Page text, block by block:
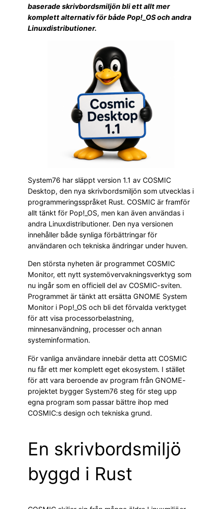
baserade skrivbordsmiljön bli ett allt mer
komplett alternativ för både Pop!_OS och andra
Linuxdistributioner.
System76 har släppt version 1.1 av COSMIC
Desktop, den nya skrivbordsmiljön som utvecklas i
programmeringsspråket Rust. COSMIC är framför
allt tänkt för Pop!_OS, men kan även användas i
andra Linuxdistributioner. Den nya versionen
innehåller både synliga förbättringar för
användaren och tekniska ändringar under huven.
Den största nyheten är programmet COSMIC
Monitor, ett nytt systemövervakningsverktyg som
nu ingår som en officiell del av COSMIC-sviten.
Programmet är tänkt att ersätta GNOME System
Monitor i Pop!_OS och bli det förvalda verktyget
för att visa processorbelastning,
minnesanvändning, processer och annan
systeminformation.
För vanliga användare innebär detta att COSMIC
nu får ett mer komplett eget ekosystem. I stället
för att vara beroende av program från GNOME-
projektet bygger System76 steg för steg upp
egna program som passar bättre ihop med
COSMIC:s design och tekniska grund.
En skrivbordsmiljö
byggd i Rust